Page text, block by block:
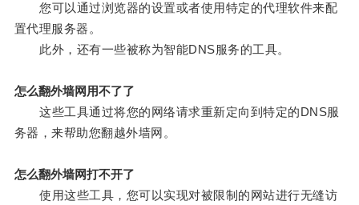
您可以通过浏览器的设置或者使用特定的代理软件来配
置代理服务器。
此外，还有一些被称为智能DNS服务的工具。
怎么翻外墙网用不了了
这些工具通过将您的网络请求重新定向到特定的DNS服
务器，来帮助您翻越外墙网。
怎么翻外墙网打不开了
使用这些工具，您可以实现对被限制的网站进行无缝访